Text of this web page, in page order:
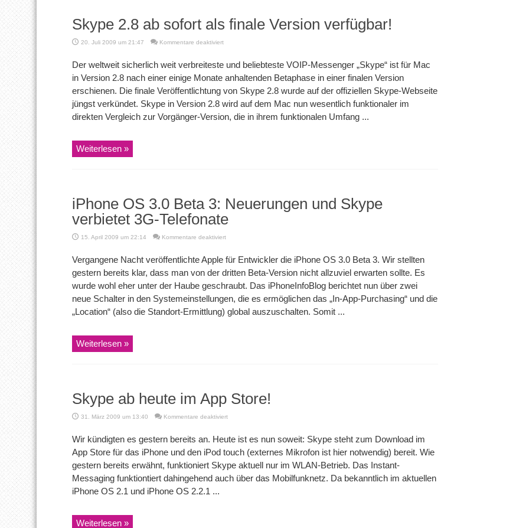
Skype 2.8 ab sofort als finale Version verfügbar!
20. Juli 2009 um 21:47 Kommentare deaktiviertfür
ab
sofort
finale
Version
verfügbar!
Der weltweit sicherlich weit verbreiteste und beliebteste VOIP-Messenger „Skype“ ist für Mac
in Version 2.8 nach einer einige Monate anhaltenden Betaphase in einer finalen Version
erschienen. Die finale Veröffentlichtung von Skype 2.8 wurde auf der offiziellen Skype-Webseite
jüngst verkündet. Skype in Version 2.8 wird auf dem Mac nun wesentlich funktionaler im
direkten Vergleich zur Vorgänger-Version, die in ihrem funktionalen Umfang ...
Weiterlesen »
iPhone OS 3.0 Beta 3: Neuerungen und Skype
verbietet 3G-Telefonate
15. April 2009 um 22:14 Kommentare deaktiviertfür
3.0
Beta
Neuerungen
und
Skype
verbietet
Vergangene Nacht veröffentlichte Apple für Entwickler die iPhone OS 3.0 Beta 3. Wir stellten
gestern bereits klar, dass man von der dritten Beta-Version nicht allzuviel erwarten sollte. Es
wurde wohl eher unter der Haube geschraubt. Das iPhoneInfoBlog berichtet nun über zwei
neue Schalter in den Systemeinstellungen, die es ermöglichen das „In-App-Purchasing“ und die
„Location“ (also die Standort-Ermittlung) global auszuschalten. Somit ...
Weiterlesen »
Skype ab heute im App Store!
31. März 2009 um 13:40 Kommentare deaktiviertfür
heute
im
Store!
Wir kündigten es gestern bereits an. Heute ist es nun soweit: Skype steht zum Download im
App Store für das iPhone und den iPod touch (externes Mikrofon ist hier notwendig) bereit. Wie
gestern bereits erwähnt, funktioniert Skype aktuell nur im WLAN-Betrieb. Das Instant-
Messaging funktiontiert dahingehend auch über das Mobilfunknetz. Da bekanntlich im aktuellen
iPhone OS 2.1 und iPhone OS 2.2.1 ...
Weiterlesen »